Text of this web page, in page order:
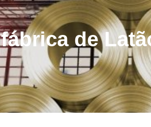
fábrica de